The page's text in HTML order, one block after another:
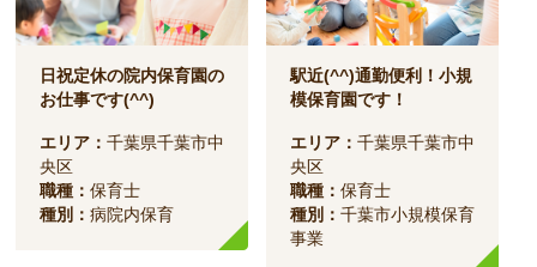
日祝定休の院内保育園の
お仕事です(^^)
エリア：千葉県千葉市中
央区
職種：保育士
種別：病院内保育
駅近(^^)通勤便利！小規
模保育園です！
エリア：千葉県千葉市中
央区
職種：保育士
種別：千葉市小規模保育
事業